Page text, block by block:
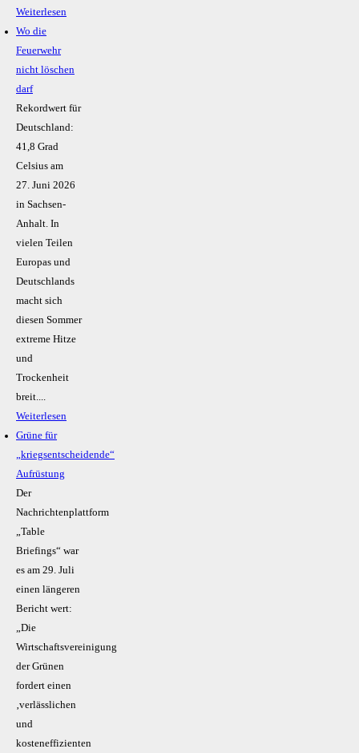
Weiterlesen
Wo die
Feuerwehr
nicht löschen
darf
Rekordwert für
Deutschland:
41,8 Grad
Celsius am
27. Juni 2026
in Sachsen-
Anhalt. In
vielen Teilen
Europas und
Deutschlands
macht sich
diesen Sommer
extreme Hitze
und
Trockenheit
breit....
Weiterlesen
Grüne für
„kriegsentscheidende“
Aufrüstung
Der
Nachrichtenplattform
„Table
Briefings“ war
es am 29. Juli
einen längeren
Bericht wert:
„Die
Wirtschaftsvereinigung
der Grünen
fordert einen
‚verlässlichen
und
kosteneffizienten